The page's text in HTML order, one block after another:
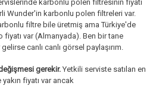
karbonlu polen filtresinin fiyatı
Wunder'in karbonlu polen filtreleri var.
filtre bile üretmiş ama Türkiye'de
fiyatı var (Almanyada). Ben bir tane
canlı canlı görsel paylaşırım.
gerekir. Yetkili serviste satılan en
fiyatı var ancak